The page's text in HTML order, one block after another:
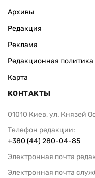
Архивы
Редакция
Реклама
Редакционная политика
Карта
КОНТАКТЫ
01010 Киев, ул. Князей
Телефон редакции:
+380 (44) 280-04-85
Электронная почта
Электронная почта